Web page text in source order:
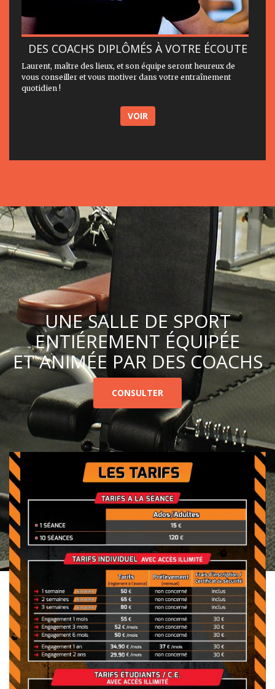
DES COACHS DIPLÔMÉS À VOTRE ÉCOUTE
Laurent, maître des lieux, et son équipe seront heureux de
vous conseiller et vous motiver dans votre entraînement
quotidien !
VOIR
UNE SALLE DE SPORT
ENTIÉREMENT ÉQUIPÉE
ET ANIMÉE PAR DES COACHS
CONSULTER